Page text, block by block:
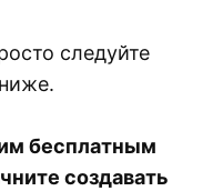
следуйте
бесплатным
создавать